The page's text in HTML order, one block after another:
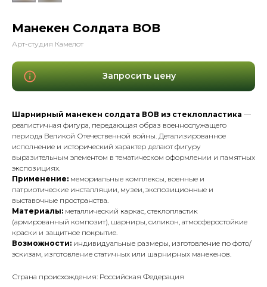
Манекен Солдата ВОВ
Арт-студия Камелот
Запросить цену
Шарнирный манекен солдата ВОВ из стеклопластика —
реалистичная фигура, передающая образ военнослужащего
периода Великой Отечественной войны. Детализированное
исполнение и исторический характер делают фигуру
выразительным элементом в тематическом оформлении и памятных
экспозициях.
Применение: мемориальные комплексы, военные и
патриотические инсталляции, музеи, экспозиционные и
выставочные пространства.
Материалы: металлический каркас, стеклопластик
(армированный композит), шарниры, силикон, атмосферостойкие
краски и защитное покрытие.
Возможности: индивидуальные размеры, изготовление по фото/
эскизам, изготовление статичных или шарнирных манекенов.
Страна происхождения: Российская Федерация